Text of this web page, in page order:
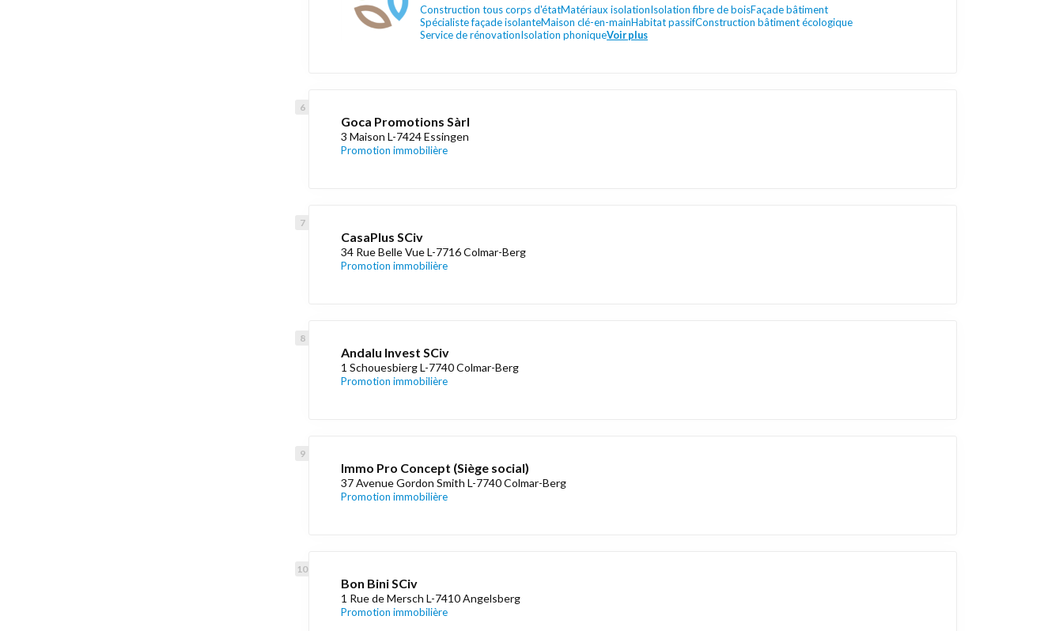
Construction tous corps d'étatMatériaux isolationIsolation fibre de boisFaçade bâtiment
Spécialiste façade isolanteMaison clé-en-mainHabitat passifConstruction bâtiment écologique
Service de rénovationIsolation phoniqueVoir plus
Goca Promotions Sàrl
3 Maison L-7424 Essingen
Promotion immobilière
CasaPlus SCiv
34 Rue Belle Vue L-7716 Colmar-Berg
Promotion immobilière
Andalu Invest SCiv
1 Schouesbierg L-7740 Colmar-Berg
Promotion immobilière
Immo Pro Concept (Siège social)
37 Avenue Gordon Smith L-7740 Colmar-Berg
Promotion immobilière
Bon Bini SCiv
1 Rue de Mersch L-7410 Angelsberg
Promotion immobilière